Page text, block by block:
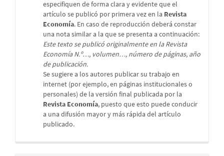
especifiquen de forma clara y evidente que el
artículo se publicó por primera vez en la Revista
Economía. En caso de reproducción deberá constar
una nota similar a la que se presenta a continuación:
Este texto se publicó originalmente en la Revista
Economía N.º…, volumen…, número de páginas, año
de publicación.
Se sugiere a los autores publicar su trabajo en
internet (por ejemplo, en páginas institucionales o
personales) de la versión final publicada por la
Revista Economía, puesto que esto puede conducir
a una difusión mayor y más rápida del artículo
publicado.